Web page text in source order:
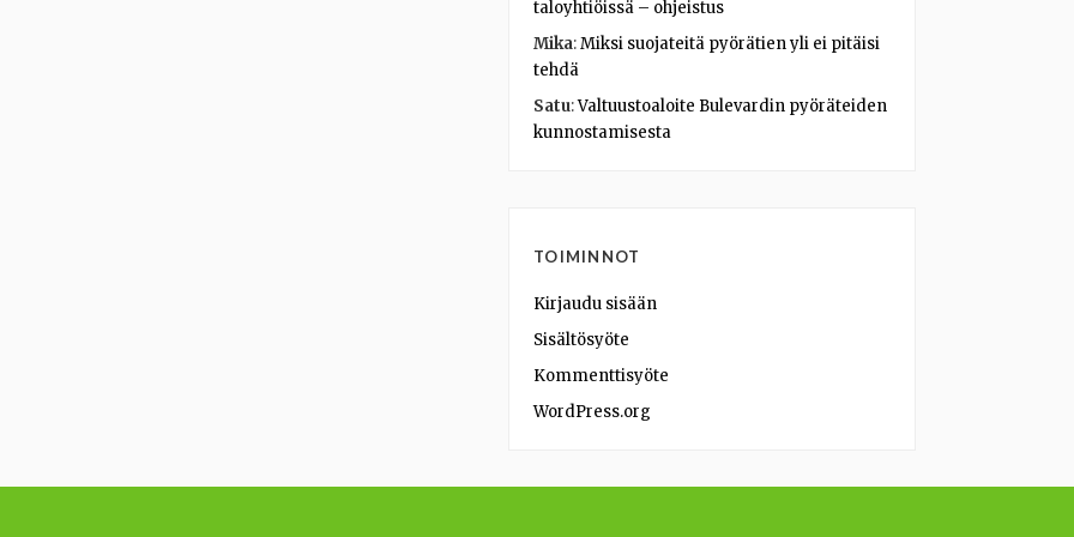
taloyhtiöissä – ohjeistus
Mika:Miksi suojateitä pyörätien yli ei pitäisi
tehdä
Satu:Valtuustoaloite Bulevardin pyöräteiden
kunnostamisesta
TOIMINNOT
Kirjaudu sisään
Sisältösyöte
Kommenttisyöte
WordPress.org